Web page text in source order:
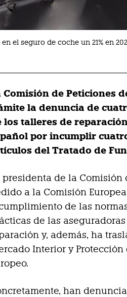
el seguro de coche un 21% en
Comisión de Peticiones
la denuncia de
los talleres de
por incumplir
del Tratado de
presidenta de la Comisión
a la Comisión
de las
de las
y, además, ha
Interior y
han